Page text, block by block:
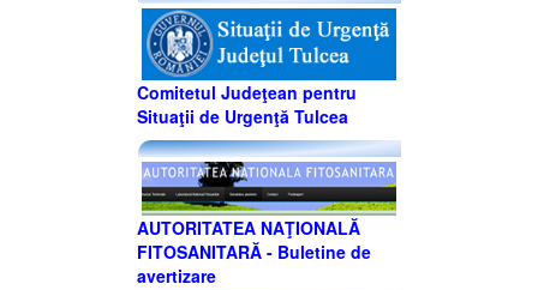
Comitetul Judeţean pentru
Situaţii de Urgenţă Tulcea
AUTORITATEA NAŢIONALĂ
FITOSANITARĂ - Buletine de
avertizare